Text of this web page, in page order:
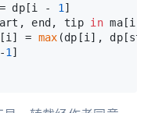
dp[i -
1 ]
end, tip in ma[i]:
=
max (dp[i],
1 ]